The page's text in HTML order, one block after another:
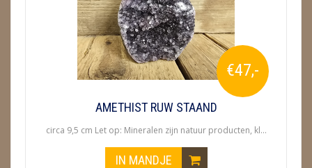
€47,-
AMETHIST RUW STAAND
circa 9,5 cm Let op: Mineralen zijn natuur producten, kl...
IN MANDJE